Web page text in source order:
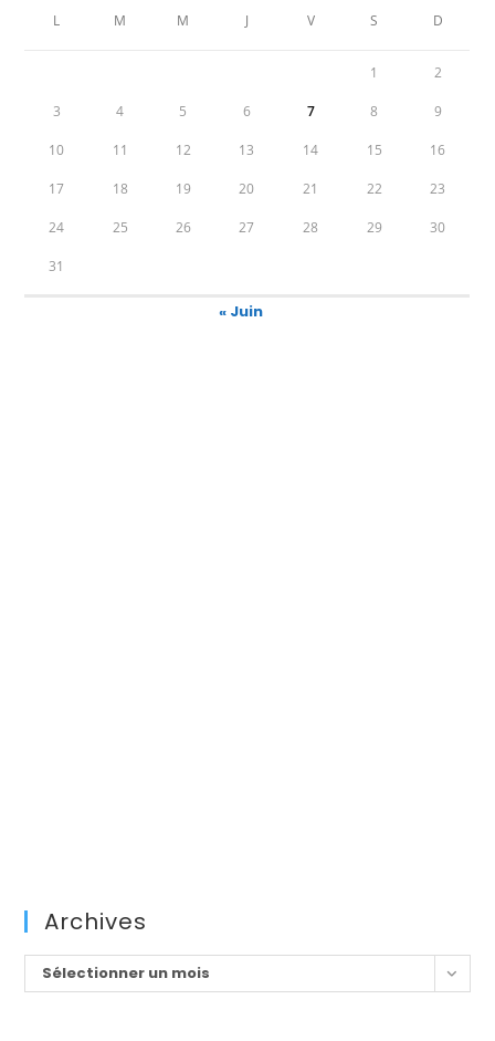
L M M J V S D
1 2
3 4 5 6 7 8 9
10 11 12 13 14 15 16
17 18 19 20 21 22 23
24 25 26 27 28 29 30
31
« Juin
Archives
Archives
Sélectionner un mois